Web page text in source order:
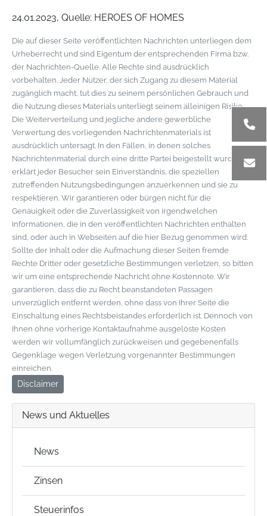
24.01.2023, Quelle: HEROES OF HOMES
Die auf dieser Seite veröffentlichten Nachrichten unterliegen dem
Urheberrecht und sind Eigentum der entsprechenden Firma bzw.
der Nachrichten-Quelle. Alle Rechte sind ausdrücklich
vorbehalten. Jeder Nutzer, der sich Zugang zu diesem Material
zugänglich macht, tut dies zu seinem persönlichen Gebrauch und
die Nutzung dieses Materials unterliegt seinem alleinigen Risiko.
Die Weiterverteilung und jegliche andere gewerbliche
Verwertung des vorliegenden Nachrichtenmaterials ist
ausdrücklich untersagt. In den Fällen, in denen solches
Nachrichtenmaterial durch eine dritte Partei beigestellt wurde,
erklärt jeder Besucher sein Einverständnis, die speziellen
zutreffenden Nutzungsbedingungen anzuerkennen und sie zu
respektieren. Wir garantieren oder bürgen nicht für die
Genauigkeit oder die Zuverlässigkeit von irgendwelchen
Informationen, die in den veröffentlichten Nachrichten enthalten
sind, oder auch in Webseiten auf die hier Bezug genommen wird.
Sollte der Inhalt oder die Aufmachung dieser Seiten fremde
Rechte Dritter oder gesetzliche Bestimmungen verletzen, so bitten
wir um eine entsprechende Nachricht ohne Kostennote. Wir
garantieren, dass die zu Recht beanstandeten Passagen
unverzüglich entfernt werden, ohne dass von Ihrer Seite die
Einschaltung eines Rechtsbeistandes erforderlich ist. Dennoch von
Ihnen ohne vorherige Kontaktaufnahme ausgelöste Kosten
werden wir vollumfänglich zurückweisen und gegebenenfalls
Gegenklage wegen Verletzung vorgenannter Bestimmungen
einreichen.
Disclaimer
News und Aktuelles
News
Zinsen
Steuerinfos